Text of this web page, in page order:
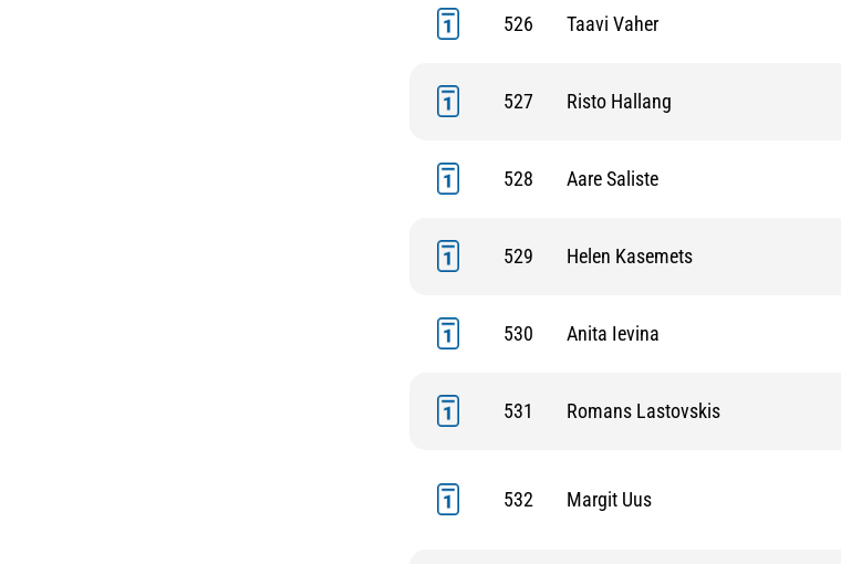
526 Taavi Vaher
527 Risto Hallang
528 Aare Saliste
529 Helen Kasemets
530 Anita Ievina
531 Romans Lastovskis
532 Margit Uus